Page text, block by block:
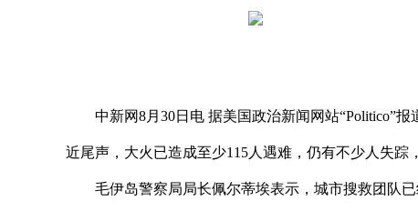
中新网8月30日电 据美国政治新闻网站“Politico”
近尾声，大火已造成至少115人遇难，仍有不少人失踪
毛伊岛警察局局长佩尔蒂埃表示，城市搜救团队